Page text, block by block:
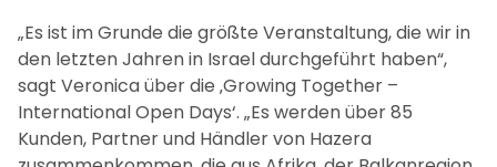
„Es ist im Grunde die größte Veranstaltung, die wir in
den letzten Jahren in Israel durchgeführt haben“,
sagt Veronica über die ‚Growing Together –
International Open Days‘. „Es werden über 85
Kunden, Partner und Händler von Hazera